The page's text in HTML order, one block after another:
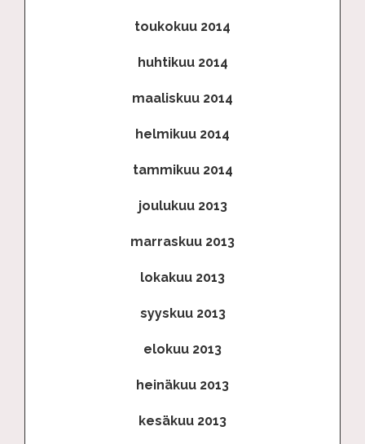
toukokuu 2014
huhtikuu 2014
maaliskuu 2014
helmikuu 2014
tammikuu 2014
joulukuu 2013
marraskuu 2013
lokakuu 2013
syyskuu 2013
elokuu 2013
heinäkuu 2013
kesäkuu 2013